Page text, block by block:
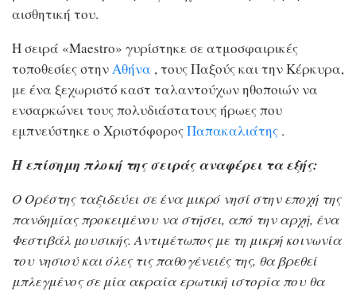
αισθητική του.
Η σειρά «Maestro» γυρίστηκε σε ατμοσφαιρικές
τοποθεσίες στηνΑθήνα , τους Παξούς και την Κέρκυρα,
με ένα ξεχωριστό καστ ταλαντούχων ηθοποιών να
ενσαρκώνει τους πολυδιάστατους ήρωες που
εμπνεύστηκε ο ΧριστόφοροςΠαπακαλιάτης .
Η επίσημη πλοκή της σειράς αναφέρει τα εξής:
O Ορέστης ταξιδεύει σε ένα μικρό νησί στην εποχή της
πανδημίας προκειμένου να στήσει, από την αρχή, ένα
Φεστιβάλ μουσικής. Αντιμέτωπος με τη μικρή κοινωνία
του νησιού και όλες τις παθογένειές της, θα βρεθεί
μπλεγμένος σε μία ακραία ερωτική ιστορία που θα